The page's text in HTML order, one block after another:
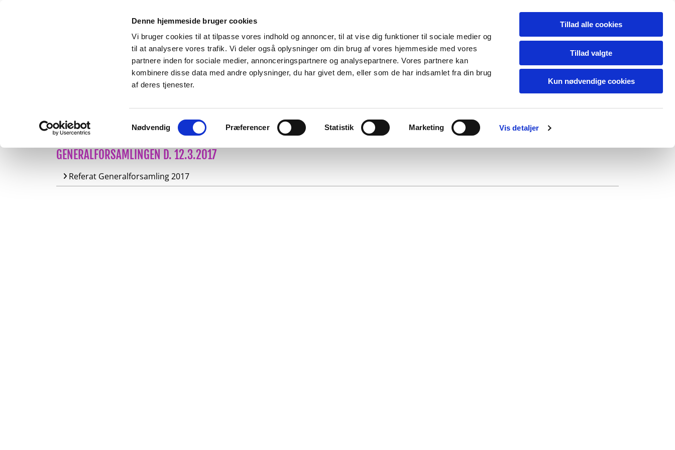
Denne hjemmeside bruger cookies
Vi bruger cookies til at tilpasse vores indhold og annoncer, til at vise dig funktioner til sociale medier og
til at analysere vores trafik. Vi deler også oplysninger om din brug af vores hjemmeside med vores
partnere inden for sociale medier, annonceringspartnere og analysepartnere. Vores partnere kan
kombinere disse data med andre oplysninger, du har givet dem, eller som de har indsamlet fra din brug
af deres tjenester.
Samtykkevalg
Nødvendig Præferencer Statistik Marketing Vis detaljer
Tillad alle cookies
Tillad valgte
Kun nødvendige cookies
OM TRIBADERNE BLIV MEDLEM LINKS KONTAKT SOMMERFEST
GENERALFORSAMLINGEN D. 12.3.2017
Referat Generalforsamling 2017